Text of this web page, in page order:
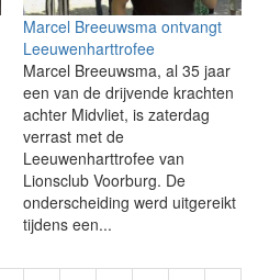
Marcel Breeuwsma ontvangt
Leeuwenharttrofee
Marcel Breeuwsma, al 35 jaar
een van de drijvende krachten
achter Midvliet, is zaterdag
verrast met de
Leeuwenharttrofee van
Lionsclub Voorburg. De
onderscheiding werd uitgereikt
tijdens een...